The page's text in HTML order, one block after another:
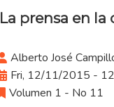
La prensa en
Alberto José
Fri, 12/11/2015 -
Volumen 1 - No 11